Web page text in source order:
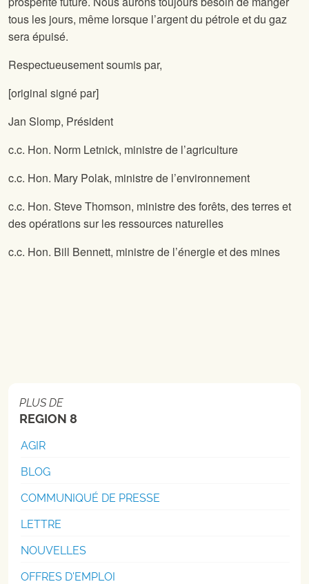
tous les jours, même lorsque l’argent du pétrole et du gaz
sera épuisé.
Respectueusement soumis par,
[original signé par]
Jan Slomp, Président
c.c. Hon. Norm Letnick, ministre de l’agriculture
c.c. Hon. Mary Polak, ministre de l’environnement
c.c. Hon. Steve Thomson, ministre des forêts, des terres et
des opérations sur les ressources naturelles
c.c. Hon. Bill Bennett, ministre de l’énergie et des mines
PLUS DE
REGION 8
AGIR
BLOG
COMMUNIQUÉ DE PRESSE
LETTRE
NOUVELLES
OFFRES D'EMPLOI